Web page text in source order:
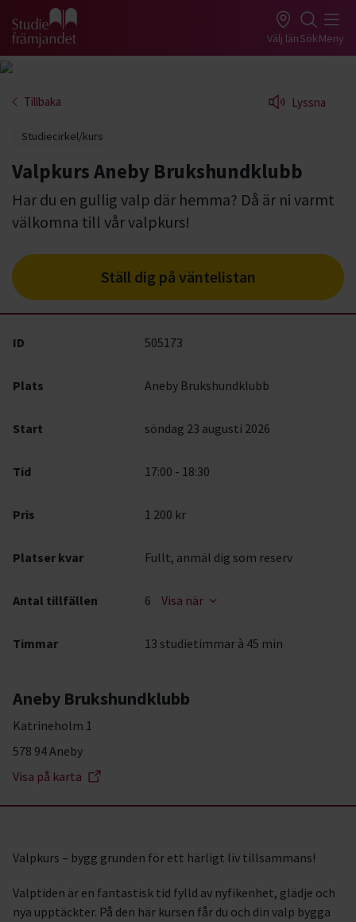
Gå till studiefrämjandets startsida Välj länSökMeny
Tillbaka Lyssna
Studiecirkel/kurs
Valpkurs Aneby Brukshundklubb
Har du en gullig valp där hemma? Då är ni varmt
välkomna till vår valpkurs!
Ställ dig på väntelistan
ID 505173
Plats Aneby Brukshundklubb
Start söndag 23 augusti 2026
Tid 17:00 - 18:30
Pris 1 200 kr
Platser kvar Fullt, anmäl dig som reserv
Antal tillfällen 6 Visa när
Timmar 13 studietimmar à 45 min
Aneby Brukshundklubb
Katrineholm 1
578 94 Aneby
Visa på karta
Valpkurs – bygg grunden för ett härligt liv tillsammans!
Valptiden är en fantastisk tid fylld av nyfikenhet, glädje och
nya upptäckter. På den här kursen får du och din valp bygga